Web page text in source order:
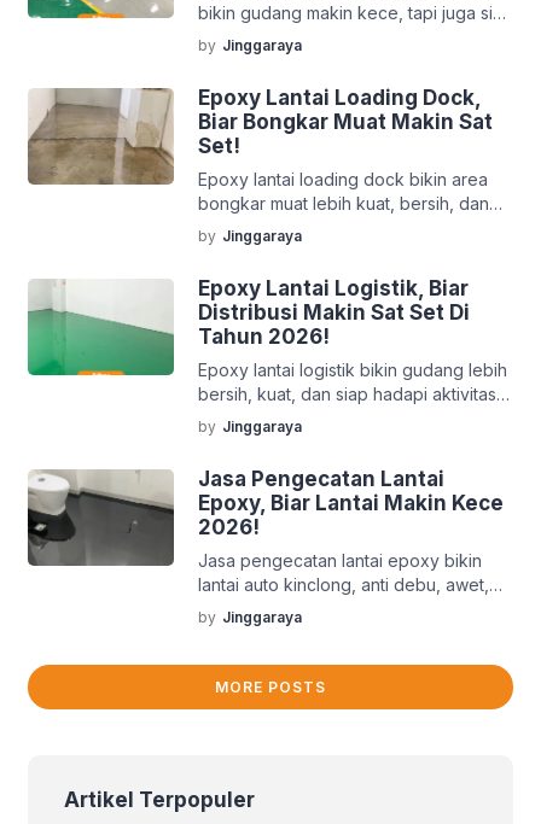
bikin gudang makin kece, tapi juga siap
kerja gaspol, anti debu, dan bikin
operasional auto lancar!
by Jinggaraya
Epoxy Lantai Loading Dock,
Biar Bongkar Muat Makin Sat
Set!
Epoxy lantai loading dock bikin area
bongkar muat lebih kuat, bersih, dan
siap kerja nonstop. Solusi cerdas biar
operasional makin sat set tanpa drama!
by Jinggaraya
Epoxy Lantai Logistik, Biar
Distribusi Makin Sat Set Di
Tahun 2026!
Epoxy lantai logistik bikin gudang lebih
bersih, kuat, dan siap hadapi aktivitas
nonstop. Solusi cerdas biar distribusi
makin sat set tanpa drama!
by Jinggaraya
Jasa Pengecatan Lantai
Epoxy, Biar Lantai Makin Kece
2026!
Jasa pengecatan lantai epoxy bikin
lantai auto kinclong, anti debu, awet,
dan siap menghadapi aktivitas berat
tanpa bikin boncos.
by Jinggaraya
MORE POSTS
Artikel Terpopuler